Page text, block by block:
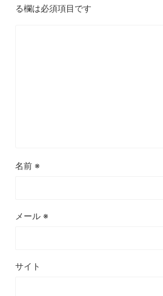
る欄は必須項目です
名前 ※
メール ※
サイト